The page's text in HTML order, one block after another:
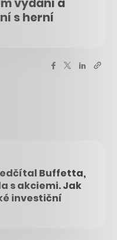
s herní
Buffetta,
s akciemi. Jak
investiční